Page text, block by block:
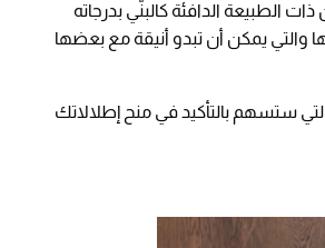
الطبيعة الدافئة كالبنّي بدرجاته
والتي يمكن أن تبدو أنيقة مع بعضها
ستسهم بالتأكيد في منح إطلالاتك